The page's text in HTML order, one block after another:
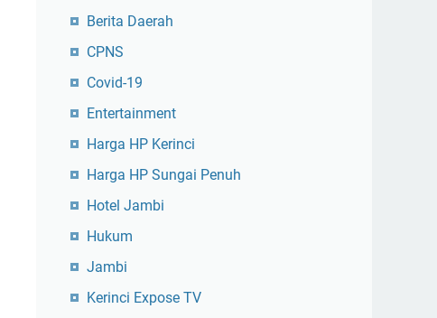
Berita Daerah
CPNS
Covid-19
Entertainment
Harga HP Kerinci
Harga HP Sungai Penuh
Hotel Jambi
Hukum
Jambi
Kerinci Expose TV